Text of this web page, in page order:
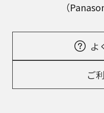
（
よ
ご